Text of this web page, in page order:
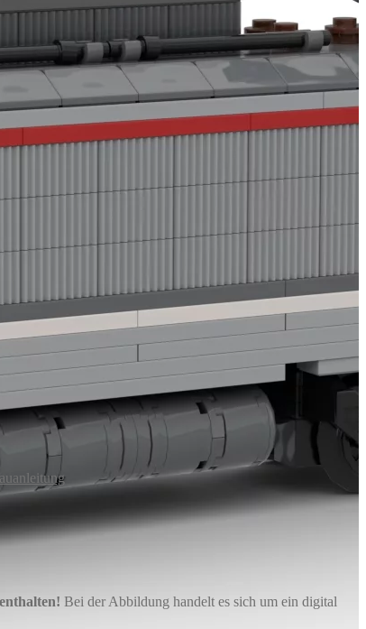
Bei der Abbildung handelt es sich um ein digital